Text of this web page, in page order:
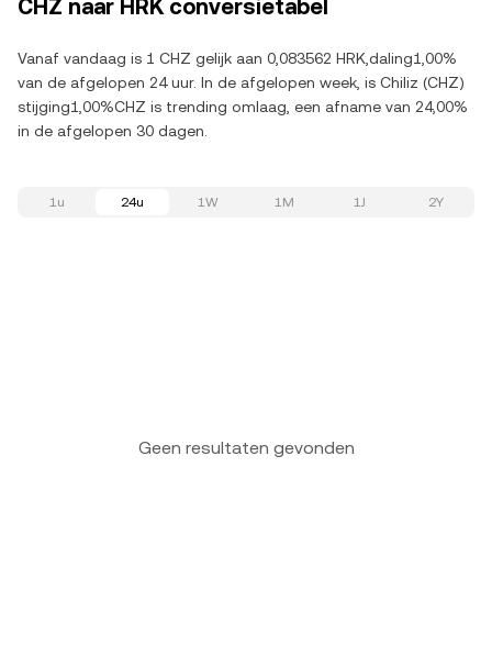
CHZ naar HRK conversietabel
Vanaf vandaag is 1 CHZ gelijk aan 0,083562 HRK,daling1,00%
van de afgelopen 24 uur. In de afgelopen week, is Chiliz (CHZ)
stijging1,00%CHZ is trending omlaag, een afname van 24,00%
in de afgelopen 30 dagen.
1u 24u 1W 1M 1J 2Y
Geen resultaten gevonden